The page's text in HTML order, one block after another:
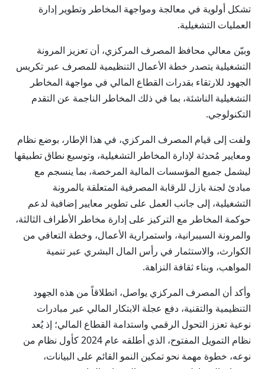
تشكل أولوية في معالجة ومواجهة المخاطر وتطوير إدارة
العمليات التشغيلية.
وبيّن معالي محافظ المصرف المركزي، أن تعزيز المرونة
التشغيلية يتصدر خطة الأعمال التنظيمية للمصرف عبر تكريس
الجهود للارتقاء بقدرات القطاع المالي في مواجهة المخاطر
التشغيلية الناشئة، بما في ذلك المخاطر الناجمة عن التقدم
التكنولوجي.
ولفت إلى قيام المصرف المركزي، في هذا الإطار، بوضع نظام
ومعايير مُحدثة لإدارة المخاطر التشغيلية، وتوسيع نطاق تطبيقها
ليشمل جميع المؤسسات المالية المرخصة، بما ينسجم مع
مبادئ لجنة بازل للرقابة المصرفية المتعلقة بالمرونة
التشغيلية، إلى جانب العمل على تطوير معايير إضافية لدعم
حوكمة المخاطر مع التركيز على إدارة مخاطر الأطراف الثالثة،
والمرونة السيبرانية، واستمرارية الأعمال، وخطة التعافي من
الكوارث، والاستثمار في رأس المال البشري عبر تنمية
المواهب، وبناء ثقافة النزاهة.
وأكد أن المصرف المركزي يواصل، انطلاقاً من هذه الجهود
التنظيمية والتقنية، دفع عجلة الابتكار المالي عبر مبادرات
نوعية تعزز التحول الرقمي واستدامة القطاع المالي؛ إذ يُعد
نظام التمويل المفتوح، الذي أطلقه عام 2024 كأول نظام من
نوعه، خطوة مهمة نحو تمكين النمو القائم على البيانات،